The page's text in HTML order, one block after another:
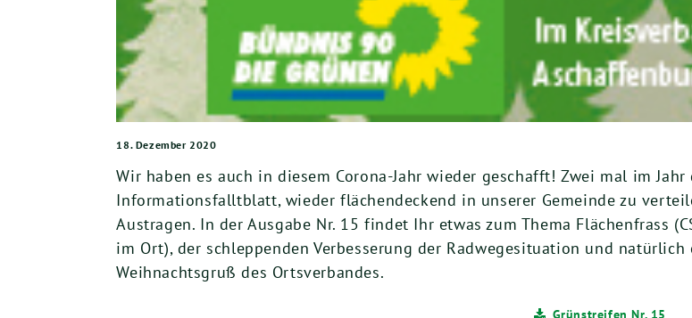
18. Dezember 2020
Wir haben es auch in diesem Corona-Jahr wieder geschafft! Zwei mal im
Informationsfalltblatt, wieder flächendeckend in unserer Gemeinde zu
Austragen. In der Ausgabe Nr. 15 findet Ihr etwas zum Thema Flächenfrass
im Ort), der schleppenden Verbesserung der Radwegesituation und
Weihnachtsgruß des Ortsverbandes.
Grünstreifen Nr. 15